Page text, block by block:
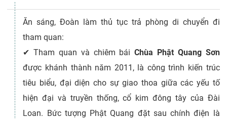
Ăn sáng, Đoàn làm thủ tục trả phòng di chuyển đi
tham quan:
✔Tham quan và chiêm báiChùa Phật Quang Sơn
được khánh thành năm 2011, là công trình kiến trúc
tiêu biểu, đại diện cho sự giao thoa giữa các yếu tố
hiện đại và truyền thống, cổ kim đông tây của Đài
Loan. Bức tượng Phật Quang đặt sau chính điện là